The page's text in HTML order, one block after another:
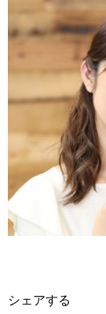
シェアする